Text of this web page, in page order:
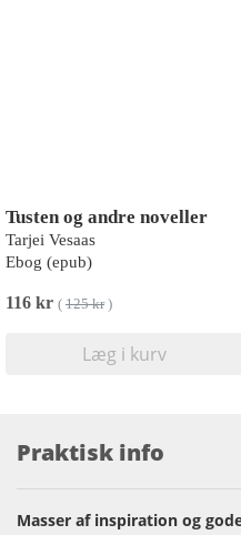
Tusten og andre noveller
Tarjei Vesaas
Ebog (epub)
116 kr ( 125 kr)
Læg i kurv
Praktisk info
Masser af inspiration og